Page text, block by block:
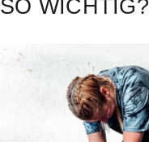
SO WICHTIG?